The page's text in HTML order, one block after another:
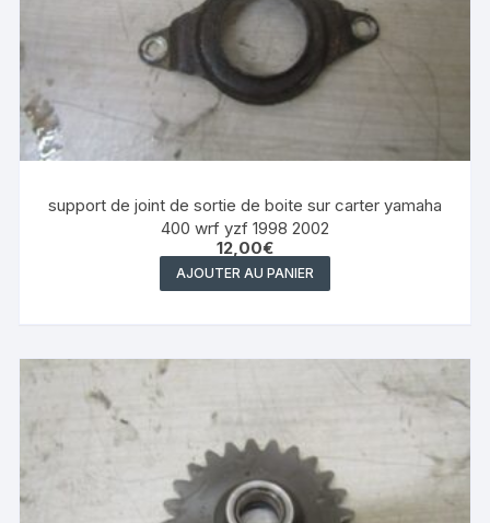
support de joint de sortie de boite sur carter yamaha
400 wrf yzf 1998 2002
12,00€
AJOUTER AU PANIER